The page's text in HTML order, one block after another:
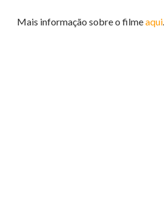
Mais informação sobre o filmeaqui.